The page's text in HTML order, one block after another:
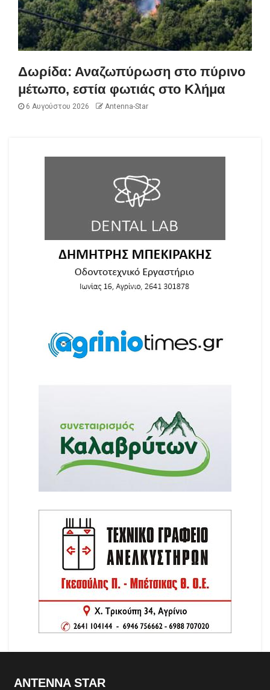
Δωρίδα: Αναζωπύρωση στο πύρινο
μέτωπο, εστία φωτιάς στο Κλήμα
6 Αυγούστου 2026 Antenna-Star
ANTENNA STAR